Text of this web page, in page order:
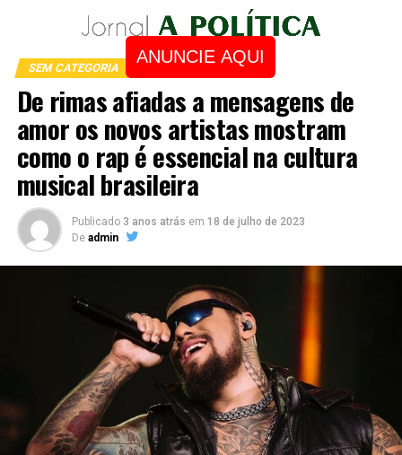
ANUNCIE AQUI
SEM CATEGORIA
De rimas afiadas a mensagens de
amor os novos artistas mostram
como o rap é essencial na cultura
musical brasileira
Publicado 3 anos atrás em 18 de julho de 2023
De admin